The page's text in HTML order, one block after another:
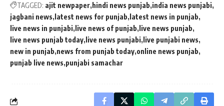
TAGGED: ajit newpaper hindi news punjab india news punjabi
jagbani news latest news for punjab latest news in punjab
live news in punjabi live news of punjab live news punjab
live news punjab today live news punjabi live punjabi news
new in punjab news from punjab today online news punjab
punjab live news punjabi samachar